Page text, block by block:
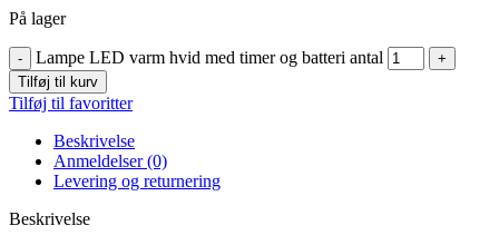
På lager
Lampe LED varm hvid med timer og batteri antal
Tilføj til kurv
Tilføj til favoritter
Beskrivelse
Anmeldelser (0)
Levering og returnering
Beskrivelse